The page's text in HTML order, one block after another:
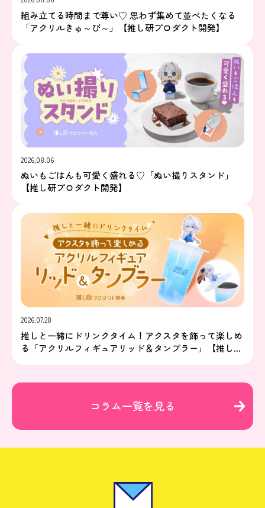
組み立てる時間まで尊い♡ 思わず集めて並べたくなる
「アクリルきゅ～び～」【推し研プロダクト開発】
2026.08.06
ぬいもごはんも可愛く盛れる♡「ぬい撮りスタンド」
【推し研プロダクト開発】
2026.07.28
推しと一緒にドリンクタイム！アクスタを飾って楽しめ
る「アクリルフィギュアリッド＆タンブラー」【推し研
コラム一覧を見る